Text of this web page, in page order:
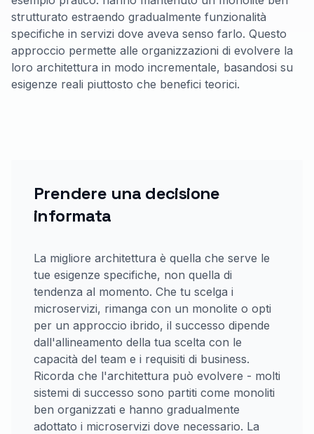
strutturato estraendo gradualmente funzionalità
specifiche in servizi dove aveva senso farlo. Questo
approccio permette alle organizzazioni di evolvere la
loro architettura in modo incrementale, basandosi su
esigenze reali piuttosto che benefici teorici.
Prendere una decisione
informata
La migliore architettura è quella che serve le
tue esigenze specifiche, non quella di
tendenza al momento. Che tu scelga i
microservizi, rimanga con un monolite o opti
per un approccio ibrido, il successo dipende
dall'allineamento della tua scelta con le
capacità del team e i requisiti di business.
Ricorda che l'architettura può evolvere - molti
sistemi di successo sono partiti come monoliti
ben organizzati e hanno gradualmente
adottato i microservizi dove necessario. La